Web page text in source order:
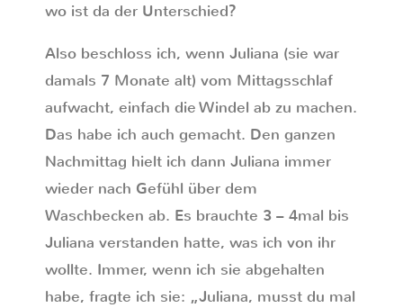
wo ist da der Unterschied?
Also beschloss ich, wenn Juliana (sie war
damals 7 Monate alt) vom Mittagsschlaf
aufwacht, einfach die Windel ab zu machen.
Das habe ich auch gemacht. Den ganzen
Nachmittag hielt ich dann Juliana immer
wieder nach Gefühl über dem
Waschbecken ab. Es brauchte 3 – 4mal bis
Juliana verstanden hatte, was ich von ihr
wollte. Immer, wenn ich sie abgehalten
habe, fragte ich sie: „Juliana, musst du mal